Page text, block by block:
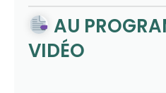
AU
VIDÉO